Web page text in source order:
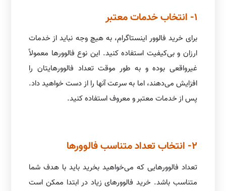
1- انتخاب خدمات معتبر
برای خرید فالوور اینستاگرام، به هیچ وجه نباید از خدمات
ارزان و بی‌کیفیت استفاده کنید. این نوع فالوورها معمولاً
غیرواقعی بوده و به طور موقت تعداد فالوورهایتان را
افزایش می‌دهند، اما به سرعت آنها را از دست خواهید داد.
پس از خدمات معتبر و معروف استفاده کنید.
2- انتخاب تعداد متناسب فالوورها
تعداد فالوورهایی که می‌خواهید بخرید باید با هدف شما
متناسب باشد. خرید فالوورهای زیاد در ابتدا ممکن است